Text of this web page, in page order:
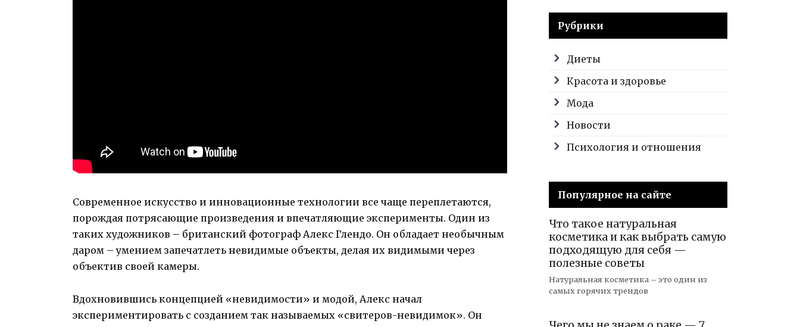
Современное искусство и инновационные технологии все чаще переплетаются,
порождая потрясающие произведения и впечатляющие эксперименты. Один из
таких художников – британский фотограф Алекс Глендо. Он обладает необычным
даром – умением запечатлеть невидимые объекты, делая их видимыми через
объектив своей камеры.
Вдохновившись концепцией «невидимости» и модой, Алекс начал
экспериментировать с созданием так называемых «свитеров-невидимок». Он
Рубрики
Диеты
Красота и здоровье
Мода
Новости
Психология и отношения
Популярное на сайте
Что такое натуральная
косметика и как выбрать самую
подходящую для себя —
полезные советы
Натуральная косметика – это один из
самых горячих трендов